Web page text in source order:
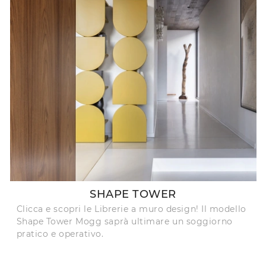
SHAPE TOWER
Clicca e scopri le Librerie a muro design! Il modello
Shape Tower Mogg saprà ultimare un soggiorno
pratico e operativo.